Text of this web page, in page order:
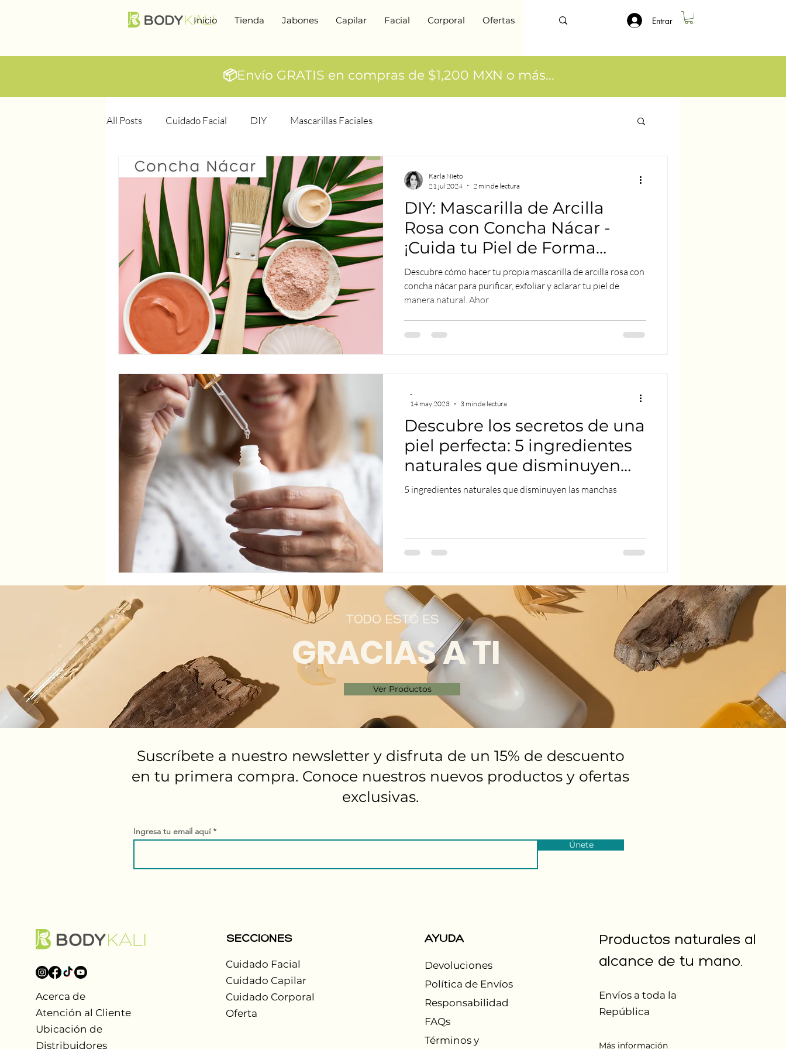
Inicio Tienda Jabones Capilar Facial Corporal Ofertas Entrar
📦Envío GRATIS en compras de $1,200 MXN o más...
All Posts Cuidado Facial DIY Mascarillas Faciales
DIY: Mascarilla de Arcilla
Rosa con Concha Nácar -
¡Cuida tu Piel de Forma
Natural y Económica!
Descubre cómo hacer tu propia mascarilla de arcilla rosa con
concha nácar para purificar, exfoliar y aclarar tu piel de
manera natural. Ahor
Karla Nieto
21 jul 2024
2 min de lectura
Descubre los secretos de una
piel perfecta: 5 ingredientes
naturales que disminuyen
las manchas
5 ingredientes naturales que disminuyen las manchas
-
14 may 2023
3 min de lectura
TODO ESTO ES
GRACIAS A TI
Ver Productos
Suscríbete a nuestro newsletter y disfruta de un 15% de descuento
en tu primera compra. Conoce nuestros nuevos productos y ofertas
exclusivas.
Ingresa tu email aquí
Únete
Acerca de
Atención al Cliente
Ubicación de
Distribuidores
SECCIONES
Cuidado Facial
Cuidado Capilar
Cuidado Corporal
Oferta
AYUDA
Devoluciones
Política de Envíos
Responsabilidad
FAQs
Términos y
Productos naturales al
alcance de tu mano.
Envíos a toda la
República
Más información